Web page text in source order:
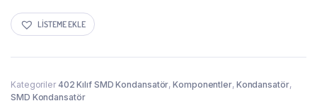
LISTEME EKLE
Kategoriler 402 Kılıf SMD Kondansatör,Komponentler, Kondansatör,
SMD Kondansatör